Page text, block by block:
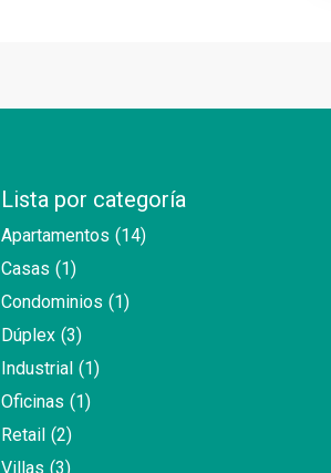
Lista por categoría
Apartamentos (14)
Casas (1)
Condominios (1)
Dúplex (3)
Industrial (1)
Oficinas (1)
Retail (2)
Villas (3)